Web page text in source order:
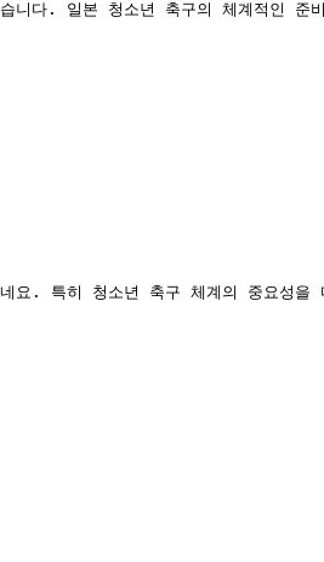
니다. 일본 청소년 축구의 체계적인 준
요. 특히 청소년 축구 체계의 중요성을